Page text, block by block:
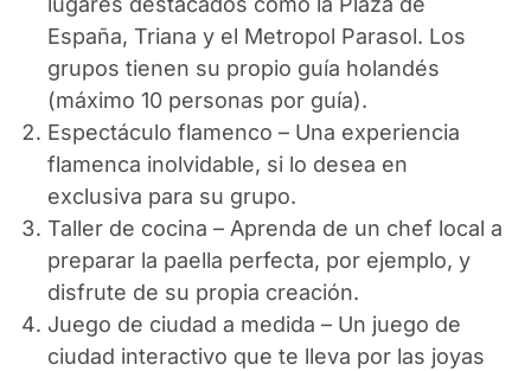
España, Triana y el Metropol Parasol. Los
grupos tienen su propio guía holandés
(máximo 10 personas por guía).
Espectáculo flamenco – Una experiencia
flamenca inolvidable, si lo desea en
exclusiva para su grupo.
Taller de cocina – Aprenda de un chef local a
preparar la paella perfecta, por ejemplo, y
disfrute de su propia creación.
Juego de ciudad a medida – Un juego de
ciudad interactivo que te lleva por las joyas